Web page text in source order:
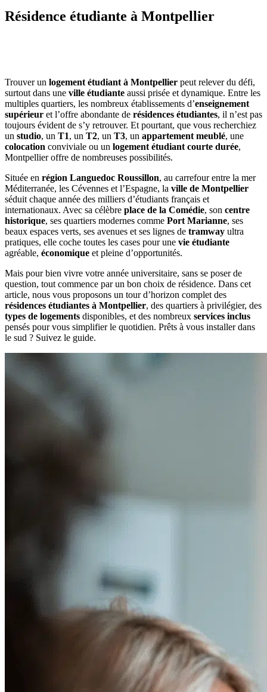
Résidence étudiante à Montpellier
Trouver un logement étudiant à Montpellier peut relever du défi,
surtout dans une ville étudiante aussi prisée et dynamique. Entre les
multiples quartiers, les nombreux établissements d’enseignement
supérieur et l’offre abondante de résidences étudiantes, il n’est pas
toujours évident de s’y retrouver. Et pourtant, que vous recherchiez
un studio, un T1, un T2, un T3, un appartement meublé, une
colocation conviviale ou un logement étudiant courte durée,
Montpellier offre de nombreuses possibilités.
Située en région Languedoc Roussillon, au carrefour entre la mer
Méditerranée, les Cévennes et l’Espagne, la ville de Montpellier
séduit chaque année des milliers d’étudiants français et
internationaux. Avec sa célèbre place de la Comédie, son centre
historique, ses quartiers modernes comme Port Marianne, ses
beaux espaces verts, ses avenues et ses lignes de tramway ultra
pratiques, elle coche toutes les cases pour une vie étudiante
agréable, économique et pleine d’opportunités.
Mais pour bien vivre votre année universitaire, sans se poser de
question, tout commence par un bon choix de résidence. Dans cet
article, nous vous proposons un tour d’horizon complet des
résidences étudiantes à Montpellier, des quartiers à privilégier, des
types de logements disponibles, et des nombreux services inclus
pensés pour vous simplifier le quotidien. Prêts à vous installer dans
le sud ? Suivez le guide.